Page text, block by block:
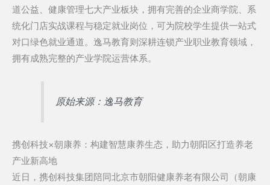
道公益、健康管理七大产业板块，拥有完善的企业商学院、系
统化门店实战课程与稳定就业岗位，可为院校学生提供一站式
对口绿色就业通道。逸马教育则深耕连锁产业职业教育领域，
拥有成熟完整的产业学院运营体系。
原始来源：逸马教育
携创科技×朝康养：构建智慧康养生态，助力朝阳区打造养老
产业新高地
近日，携创科技集团陪同北京市朝阳健康养老有限公司（朝康